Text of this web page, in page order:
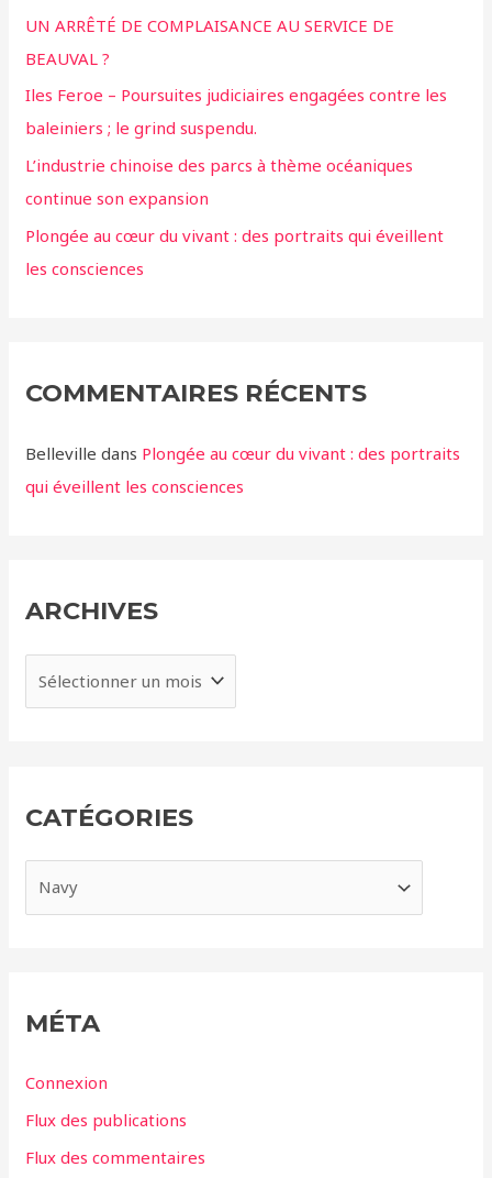
UN ARRÊTÉ DE COMPLAISANCE AU SERVICE DE
BEAUVAL ?
Iles Feroe – Poursuites judiciaires engagées contre les
baleiniers ; le grind suspendu.
L’industrie chinoise des parcs à thème océaniques
continue son expansion
Plongée au cœur du vivant : des portraits qui éveillent
les consciences
COMMENTAIRES RÉCENTS
Belleville dans Plongée au cœur du vivant : des portraits
qui éveillent les consciences
ARCHIVES
r
e
CATÉGORIES
a
r
MÉTA
Connexion
Flux des publications
Flux des commentaires